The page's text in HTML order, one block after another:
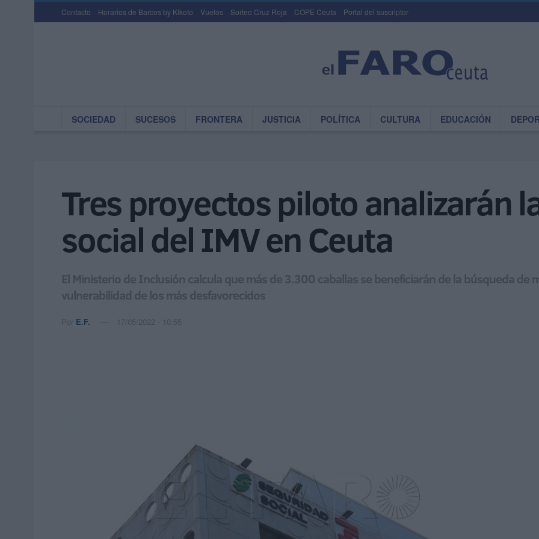
Contacto Horarios de Barcos by Kikoto Vuelos Sorteo Cruz Roja COPE Ceuta Portal del suscriptor
SOCIEDAD SUCESOS FRONTERA JUSTICIA POLÍTICA CULTURA EDUCACIÓN
Tres proyectos piloto analizarán
social del IMV en Ceuta
El Ministerio de Inclusión calcula que más de 3.300 caballas se beneficiarán de la búsqueda de
vulnerabilidad de los más desfavorecidos
Por E.F. 17/05/2022 - 10:55